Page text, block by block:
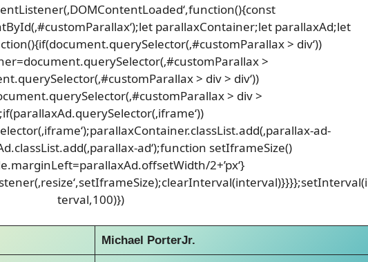
parallaxContainer;let parallaxAd;let
> div‘))
>
> div > div‘))
> div >
ad-
ad‘);function setIframeSize()
2+’px‘}
terval,100)})
Michael PorterJr.